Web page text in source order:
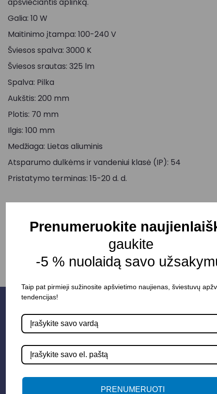
Galia: 10 W
Maitinimo įtampa: 100-240 V
Šviesos spalva: 3000 K
Šviesos srautas: 325 lm
Spalva: Pilka
Aukštis: 200 mm
Plotis: 70 mm
Ilgis: 100 mm
Medžiaga: Lietas aliuminis
Atsparumo dulkėms ir vandeniui klasė (IP): 54
Pristatymo terminas: 15-20 d. d.
+ Į KREPŠELĮ
Prenumeruokite
gaukite
-5 % nuolaidą savo
Taip pat pirmieji sužinosite apšvietimo naujienas, šviestuvų
tendencijas!
PRENUMERUOTI